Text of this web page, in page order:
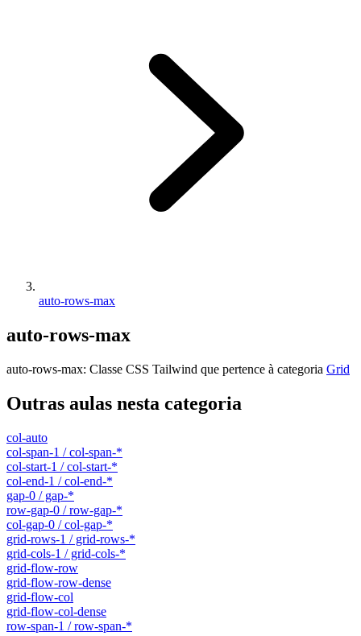
auto-rows-max
auto-rows-max
auto-rows-max: Classe CSS Tailwind que pertence à categoria Grid
Outras aulas nesta categoria
col-auto
col-span-1 / col-span-*
col-start-1 / col-start-*
col-end-1 / col-end-*
gap-0 / gap-*
row-gap-0 / row-gap-*
col-gap-0 / col-gap-*
grid-rows-1 / grid-rows-*
grid-cols-1 / grid-cols-*
grid-flow-row
grid-flow-row-dense
grid-flow-col
grid-flow-col-dense
row-span-1 / row-span-*